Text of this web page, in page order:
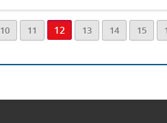
10 11 12 13 14 15